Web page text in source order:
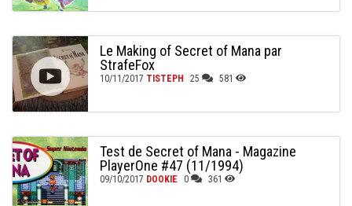
Le Making of Secret of Mana par
StrafeFox
10/11/2017 TISTEPH 25 581
Test de Secret of Mana - Magazine
PlayerOne #47 (11/1994)
09/10/2017 DOOKIE 0 361